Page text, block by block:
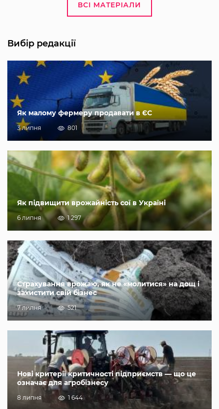
ВСІ МАТЕРІАЛИ
Вибір редакції
Як малому фермеру продавати в ЄС
3 липня 801
Як підвищити врожайність сої в Україні
6 липня 1 297
Страхування врожаю, як не «молитися» на дощ і
захистити свій бізнес
7 липня 521
Нові критерії критичності підприємств — що це
означає для агробізнесу
8 липня 1 644